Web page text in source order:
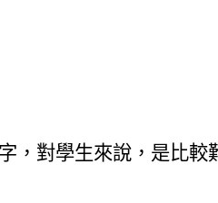
，對學生來說，是比較